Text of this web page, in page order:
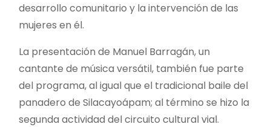
desarrollo comunitario y la intervención de las
mujeres en él.
La presentación de Manuel Barragán, un
cantante de música versátil, también fue parte
del programa, al igual que el tradicional baile del
panadero de Silacayoápam; al término se hizo la
segunda actividad del circuito cultural vial.